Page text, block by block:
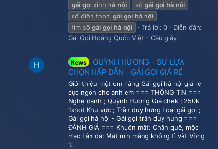
gái gọi xinh hà nội số gái gọi hà nội
số điện thoại gái gọi hà nội
tìm số gái gọi hà nội Trả lời: 0
Diễn đàn:
Gái Gọi Hoàng Quốc Việt - Cầu giấy
H News
QUỲNH HƯƠNG - SỰ LỰA
CHỌN HẤP DẪN - GÁI GỌI GIÁ RẺ
Giới thiệu một em hàng Gái gọi hà nội giá rẻ
cực ngon cho anh em === THÔNG TIN ===
Nghệ danh ; Quỳnh Hương Giá chek ; 250k
1shot Khu vực ; Trần duy hưng Loại gái gọi ;
Gái gọi hà nội - Gái gọi trần duy hưng ===
ĐÁNH GIÁ === Khuôn mặt: Chân quê, mộc
mạc Làn da: Mát mịn màng không tì vết Vòng
1...